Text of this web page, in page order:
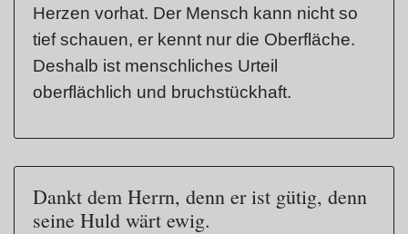
Herzen vorhat. Der Mensch kann nicht so
tief schauen, er kennt nur die Oberfläche.
Deshalb ist menschliches Urteil
oberflächlich und bruchstückhaft.
Dankt dem Herrn, denn er ist gütig, denn
seine Huld wärt ewig.